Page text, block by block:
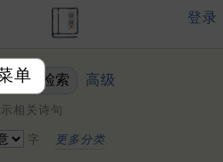
单
登录
高级
相关诗句
字 更多分类